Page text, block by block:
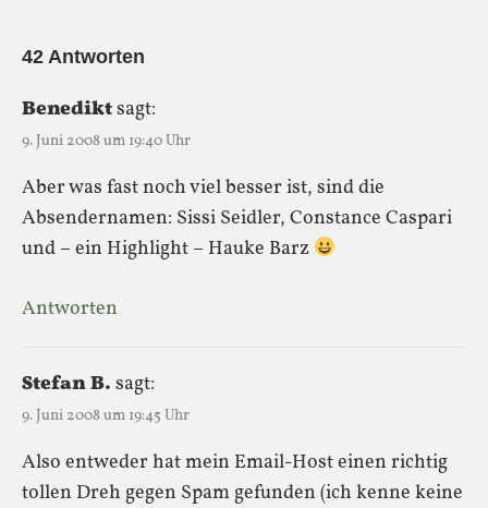
42 Antworten
Benediktsagt:
9. Juni 2008 um 19:40 Uhr
Aber was fast noch viel besser ist, sind die
Absendernamen: Sissi Seidler, Constance Caspari
und – ein Highlight – Hauke Barz
Antworten
Stefan B. sagt:
9. Juni 2008 um 19:45 Uhr
Also entweder hat mein Email-Host einen richtig
tollen Dreh gegen Spam gefunden (ich kenne keine